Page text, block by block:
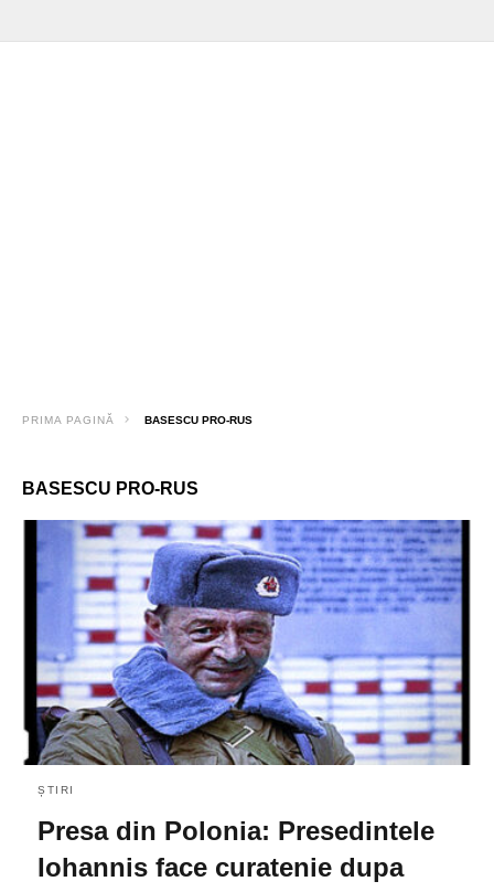
PRIMA PAGINĂ BASESCU PRO-RUS
BASESCU PRO-RUS
ȘTIRI
Presa din Polonia: Presedintele
Iohannis face curatenie dupa